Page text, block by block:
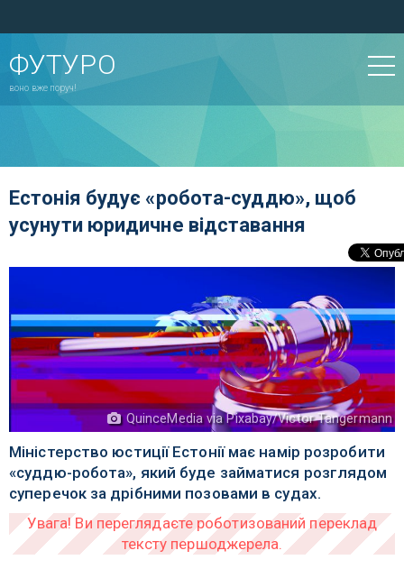
ФУТУРО
воно вже поруч!
Естонія будує «робота-суддю», щоб
усунути юридичне відставання
QuinceMedia via Pixabay/Victor Tangermann
Міністерство юстиції Естонії має намір розробити
«суддю-робота», який буде займатися розглядом
суперечок за дрібними позовами в судах.